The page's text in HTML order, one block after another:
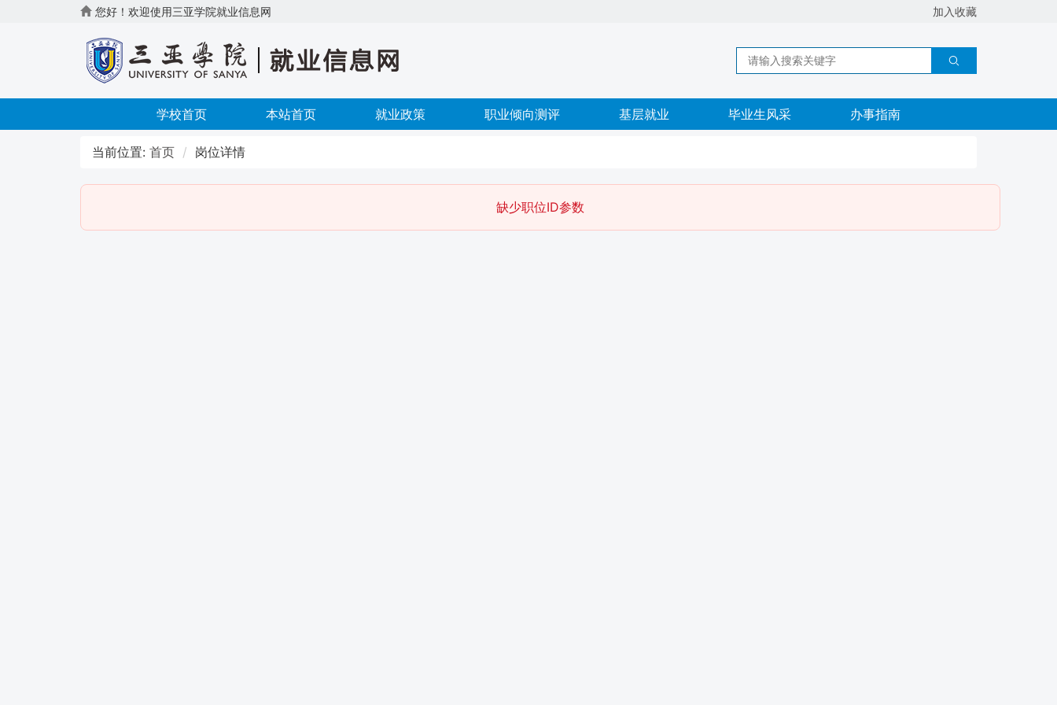
您好！欢迎使用三亚学院就业信息网 加入收藏
学校首页 本站首页 就业政策 职业倾向测评 基层就业 毕业生风采 办事指南
当前位置: 首页 岗位详情
缺少职位ID参数